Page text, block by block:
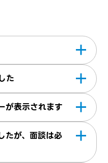
「ユーザーIDをお忘
ールにてご返信い
た
「パスワードをお忘
が表示されます
る「お問い合せ」よ
す
たが、面談は必